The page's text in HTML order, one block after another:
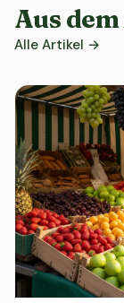
Aus dem
Alle Artikel →